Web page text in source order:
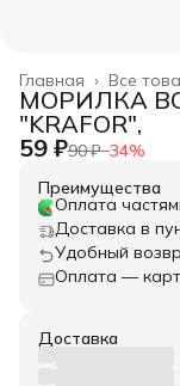
Все
Главная ›
МОРИЛКА
"KRAFOR",
59 ₽90 ₽−34%
Преимущества
Оплата
Доставка в
Удобный
Оплата —
Доставка